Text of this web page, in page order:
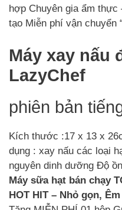
hợp Chuyên gia ẩm
tạo Miễn phí vận chuyển
Máy xay nấu
LazyChef
phiên bản
Kích thước :17 x 13 x
dụng : xay nấu các loại
nguyên dinh dưỡng Độ
Máy sữa hạt bán chạy
HOT HIT – Nhỏ gọn,